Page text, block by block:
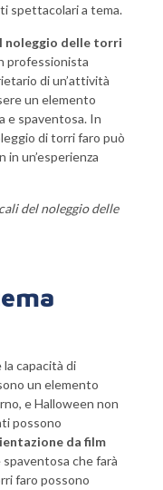
spettacolari a tema.
noleggio delle torri
professionista
di un’attività
un elemento
e spaventosa. In
di torri faro può
un’esperienza
del noleggio delle
la capacità di
un elemento
e Halloween non
possono
da film
spaventosa che farà
faro possono